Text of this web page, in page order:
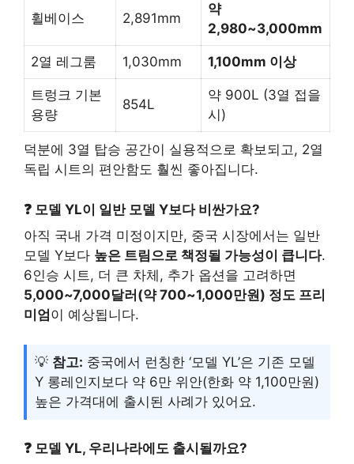
휠베이스 2,891mm
약
2,980~3,000mm
2열 레그룸 1,030mm 1,100mm 이상
트렁크 기본
용량
854L
약 900L (3열 접을
시)
덕분에 3열 탑승 공간이 실용적으로 확보되고, 2열
독립 시트의 편안함도 훨씬 좋아집니다.
❓ 모델 YL이 일반 모델 Y보다 비싼가요?
아직 국내 가격 미정이지만, 중국 시장에서는 일반
모델 Y보다 높은 트림으로 책정될 가능성이 큽니다.
6인승 시트, 더 큰 차체, 추가 옵션을 고려하면
5,000~7,000달러(약 700~1,000만원) 정도 프리
미엄이 예상됩니다.
💡 참고: 중국에서 런칭한 ‘모델 YL’은 기존 모델
Y 롱레인지보다 약 6만 위안(한화 약 1,100만원)
높은 가격대에 출시된 사례가 있어요.
❓ 모델 YL, 우리나라에도 출시될까요?